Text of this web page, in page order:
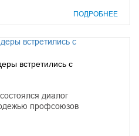
ПОДРОБНЕЕ
встретились с
диалог
профсоюзов